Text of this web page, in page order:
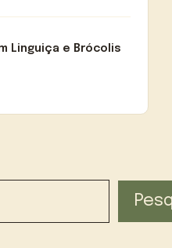
Linguiça e Brócolis